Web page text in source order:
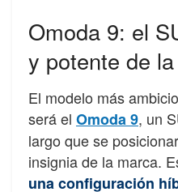
Omoda 9: el
y potente de
El modelo más
será el Omoda 9, un
largo que se
insignia de la marca.
una configuración